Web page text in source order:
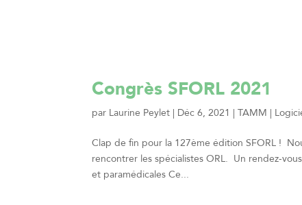
Congrès SFORL 2021
par Laurine Peylet | Déc 6, 2021 |TAMM |
Clap de fin pour la 127ème édition SFORL !
rencontrer les spécialistes ORL. Un rendez-
et paramédicales Ce...